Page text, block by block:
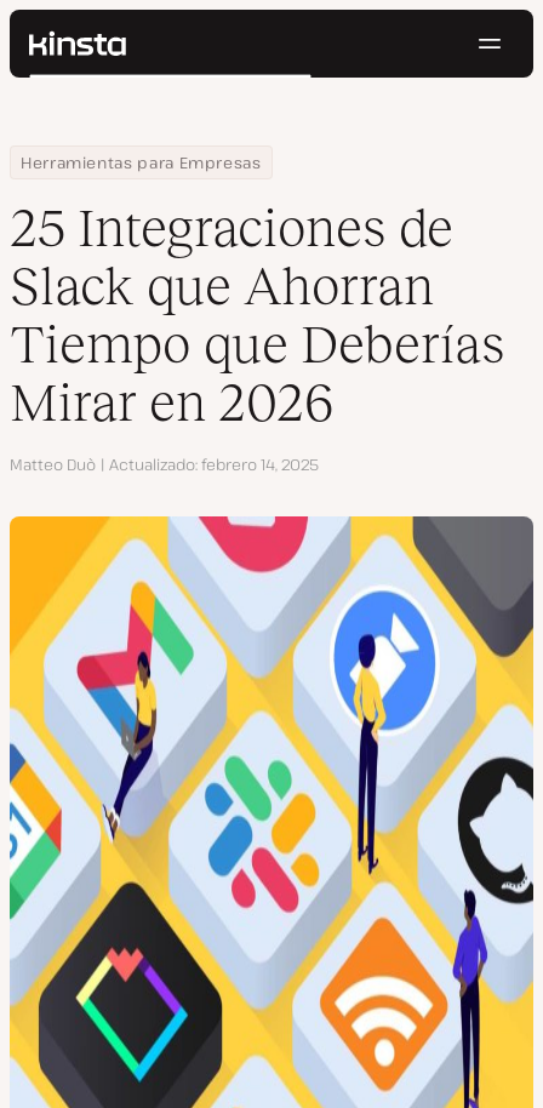
Kinsta®
Precios
Contacto
Buscar
Home
Centro de Recursos
Blog
Herramientas para Empresas
25 Integraciones de Slack que Ahorran Tiempo que Deberías
25 Integraciones de
Slack que Ahorran
Tiempo que Deberías
Mirar en 2026
Autor
Matteo Duò Actualizado febrero 14, 2025